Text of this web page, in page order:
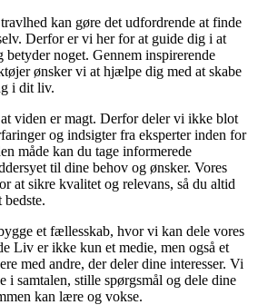
kan gøre det udfordrende at finde
Derfor er vi her for at guide dig i at
noget. Gennem inspirerende
ønsker vi at hjælpe dig med at skabe
i dit liv.
viden er magt. Derfor deler vi ikke blot
og indsigter fra eksperter inden for
måde kan du tage informerede
til dine behov og ønsker. Vores
at sikre kvalitet og relevans, så du altid
bedste.
et fællesskab, hvor vi kan dele vores
Liv er ikke kun et medie, men også et
med andre, der deler dine interesser. Vi
i samtalen, stille spørgsmål og dele dine
kan lære og vokse.